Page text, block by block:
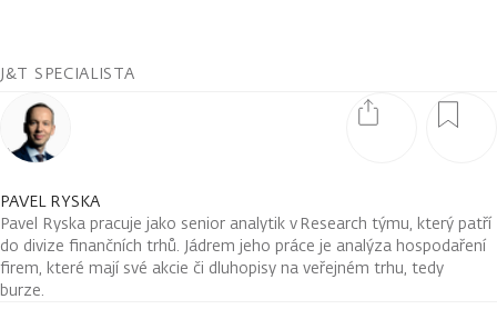
J&T SPECIALISTA
PAVEL RYSKA
Pavel Ryska pracuje jako senior analytik v Research týmu, který patří
do divize finančních trhů. Jádrem jeho práce je analýza hospodaření
firem, které mají své akcie či dluhopisy na veřejném trhu, tedy
burze.